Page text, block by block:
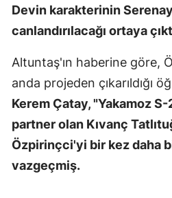
Devin karakterinin
canlandırılacağı ortaya
Altuntaş'ın haberine göre,
anda projeden çıkarıldığı
Kerem Çatay, "Yakamoz
partner olan Kıvanç
Özpirinçci'yi bir kez daha
vazgeçmiş.